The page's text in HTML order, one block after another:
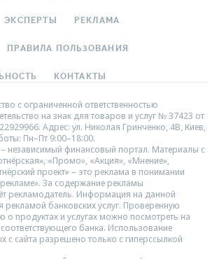
ЭКСПЕРТЫ РЕКЛАМА
ПРАВИЛА ПОЛЬЗОВАНИЯ
КОНТАКТЫ
с ограниченной ответственностью
на знак для товаров и услуг № 37423 от
Адрес: ул. Николая Гринченко, 4В, Киев,
Пн–Пт 9:00–18:00.
независимый финансовый портал. Материалы с
«Промо», «Акция», «Мнение»,
проект» – это реклама в понимании
За содержание рекламы
рекламодатель. Информация на данной
рекламой банковских услуг. Проверенную
продуктах и услугах можно посмотреть на
банка. Использование
с сайта разрешено только с гиперссылкой